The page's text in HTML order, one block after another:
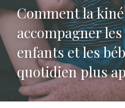
FAQ
Je prends RDV
Comment la
accompagner
enfants et les
quotidien plus